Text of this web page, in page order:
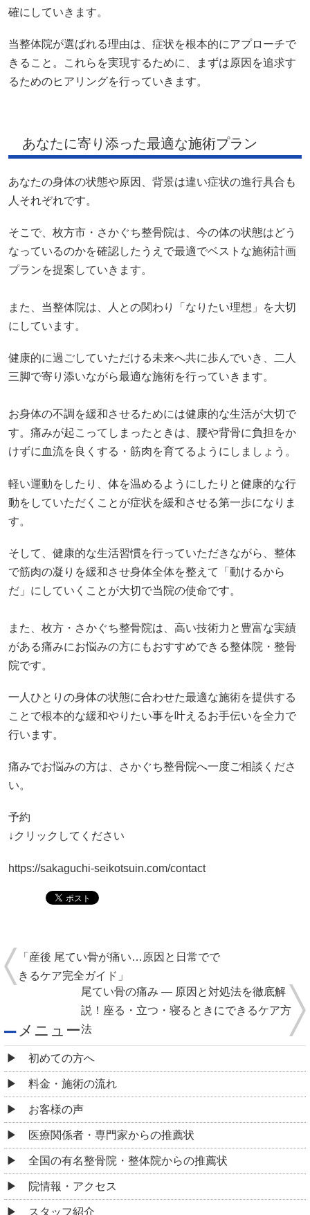
確にしていきます。
当整体院が選ばれる理由は、症状を根本的にアプローチで
きること。これらを実現するために、まずは原因を追求す
るためのヒアリングを行っていきます。
あなたに寄り添った最適な施術プラン
あなたの身体の状態や原因、背景は違い症状の進行具合も
人それぞれです。
そこで、枚方市・さかぐち整骨院は、今の体の状態はどう
なっているのかを確認したうえで最適でベストな施術計画
プランを提案していきます。
また、当整体院は、人との関わり「なりたい理想」を大切
にしています。
健康的に過ごしていただける未来へ共に歩んでいき、二人
三脚で寄り添いながら最適な施術を行っていきます。
お身体の不調を緩和させるためには健康的な生活が大切で
す。痛みが起こってしまったときは、腰や背骨に負担をか
けずに血流を良くする・筋肉を育てるようにしましょう。
軽い運動をしたり、体を温めるようにしたりと健康的な行
動をしていただくことが症状を緩和させる第一歩になりま
す。
そして、健康的な生活習慣を行っていただきながら、整体
で筋肉の凝りを緩和させ身体全体を整えて「動けるから
だ」にしていくことが大切で当院の使命です。
また、枚方・さかぐち整骨院は、高い技術力と豊富な実績
がある痛みにお悩みの方にもおすすめできる整体院・整骨
院です。
一人ひとりの身体の状態に合わせた最適な施術を提供する
ことで根本的な緩和やりたい事を叶えるお手伝いを全力で
行います。
痛みでお悩みの方は、さかぐち整骨院へ一度ご相談くださ
い。
予約
↓クリックしてください
https://sakaguchi-seikotsuin.com/contact
「産後 尾てい骨が痛い…原因と日常でで
きるケア完全ガイド」
尾てい骨の痛み ― 原因と対処法を徹底解
説！座る・立つ・寝るときにできるケア方
法
メニュー
初めての方へ
料金・施術の流れ
お客様の声
医療関係者・専門家からの推薦状
全国の有名整骨院・整体院からの推薦状
院情報・アクセス
スタッフ紹介